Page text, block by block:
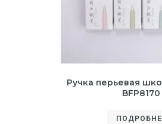
Ручка перьевая
BFP8170